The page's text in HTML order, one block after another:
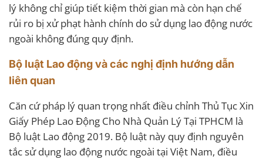
lý không chỉ giúp tiết kiệm thời gian mà còn hạn chế
rủi ro bị xử phạt hành chính do sử dụng lao động nước
ngoài không đúng quy định.
Bộ luật Lao động và các nghị định hướng dẫn
liên quan
Căn cứ pháp lý quan trọng nhất điều chỉnh Thủ Tục Xin
Giấy Phép Lao Động Cho Nhà Quản Lý Tại TPHCM là
Bộ luật Lao động 2019. Bộ luật này quy định nguyên
tắc sử dụng lao động nước ngoài tại Việt Nam, điều